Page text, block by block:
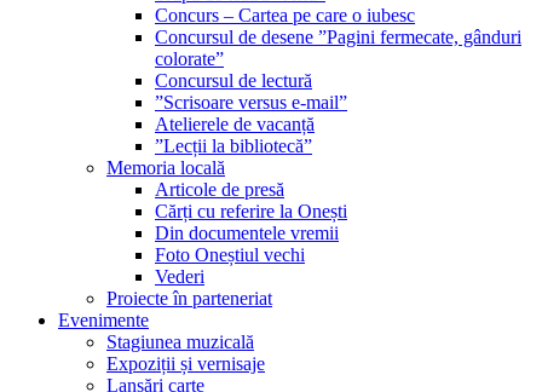
Concurs – Cartea pe care o iubesc
Concursul de desene ”Pagini fermecate, gânduri
colorate”
Concursul de lectură
”Scrisoare versus e-mail”
Atelierele de vacanță
”Lecții la bibliotecă”
Memoria locală
Articole de presă
Cărți cu referire la Onești
Din documentele vremii
Foto Oneștiul vechi
Vederi
Proiecte în parteneriat
Evenimente
Stagiunea muzicală
Expoziții și vernisaje
Lansări carte